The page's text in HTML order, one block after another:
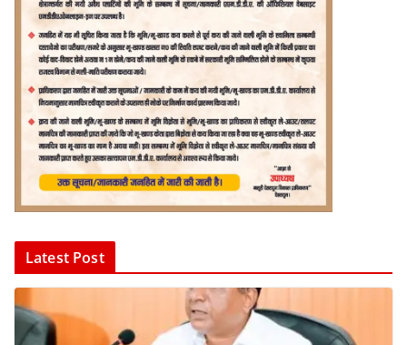
Latest Post